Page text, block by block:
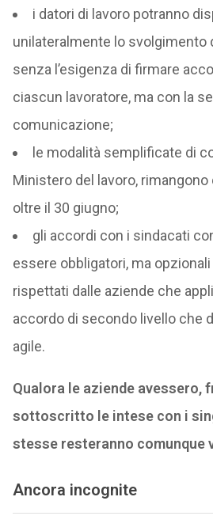
i datori di lavoro potranno
unilateralmente lo svolgimento
senza l’esigenza di firmare
ciascun lavoratore, ma con la
comunicazione;
le modalità semplificate di
Ministero del lavoro,
oltre il 30 giugno;
gli accordi con i sindacati
essere obbligatori, ma
rispettati dalle aziende che
accordo di secondo livello che
agile.
Qualora le aziende avessero,
sottoscritto le intese con i
stesse resteranno comunque
Ancora incognite